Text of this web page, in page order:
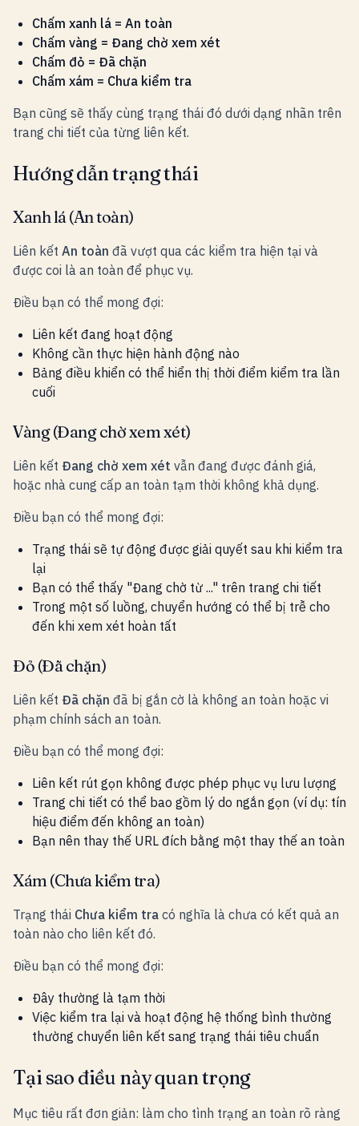
Chấm xanh lá = An toàn
Chấm vàng = Đang chờ xem xét
Chấm đỏ = Đã chặn
Chấm xám = Chưa kiểm tra
Bạn cũng sẽ thấy cùng trạng thái đó dưới dạng nhãn trên
trang chi tiết của từng liên kết.
Hướng dẫn trạng thái
Xanh lá (An toàn)
Liên kết An toàn đã vượt qua các kiểm tra hiện tại và
được coi là an toàn để phục vụ.
Điều bạn có thể mong đợi:
Liên kết đang hoạt động
Không cần thực hiện hành động nào
Bảng điều khiển có thể hiển thị thời điểm kiểm tra lần
cuối
Vàng (Đang chờ xem xét)
Liên kết Đang chờ xem xét vẫn đang được đánh giá,
hoặc nhà cung cấp an toàn tạm thời không khả dụng.
Điều bạn có thể mong đợi:
Trạng thái sẽ tự động được giải quyết sau khi kiểm tra
lại
Bạn có thể thấy "Đang chờ từ ..." trên trang chi tiết
Trong một số luồng, chuyển hướng có thể bị trễ cho
đến khi xem xét hoàn tất
Đỏ (Đã chặn)
Liên kết Đã chặn đã bị gắn cờ là không an toàn hoặc vi
phạm chính sách an toàn.
Điều bạn có thể mong đợi:
Liên kết rút gọn không được phép phục vụ lưu lượng
Trang chi tiết có thể bao gồm lý do ngắn gọn (ví dụ: tín
hiệu điểm đến không an toàn)
Bạn nên thay thế URL đích bằng một thay thế an toàn
Xám (Chưa kiểm tra)
Trạng thái Chưa kiểm tra có nghĩa là chưa có kết quả an
toàn nào cho liên kết đó.
Điều bạn có thể mong đợi:
Đây thường là tạm thời
Việc kiểm tra lại và hoạt động hệ thống bình thường
thường chuyển liên kết sang trạng thái tiêu chuẩn
Tại sao điều này quan trọng
Mục tiêu rất đơn giản: làm cho tình trạng an toàn rõ ràng